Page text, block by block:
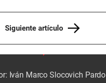
Siguiente artículo
Iván Marco Slocovich Pardo